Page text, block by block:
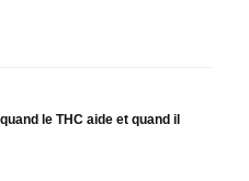
le THC aide et quand il